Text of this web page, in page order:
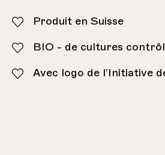
Produit en Suisse
BIO - de cultures
Avec logo de l’Initiative